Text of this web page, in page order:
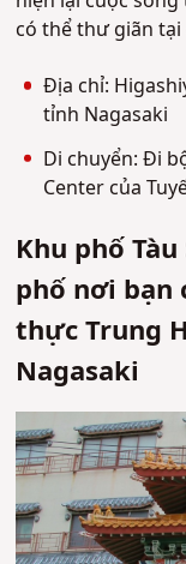
có thể thư giãn tại
Địa chỉ:
tỉnh Nagasaki
Di chuyển: Đi
Center của
Khu phố
phố nơi
thực Trung
Nagasaki